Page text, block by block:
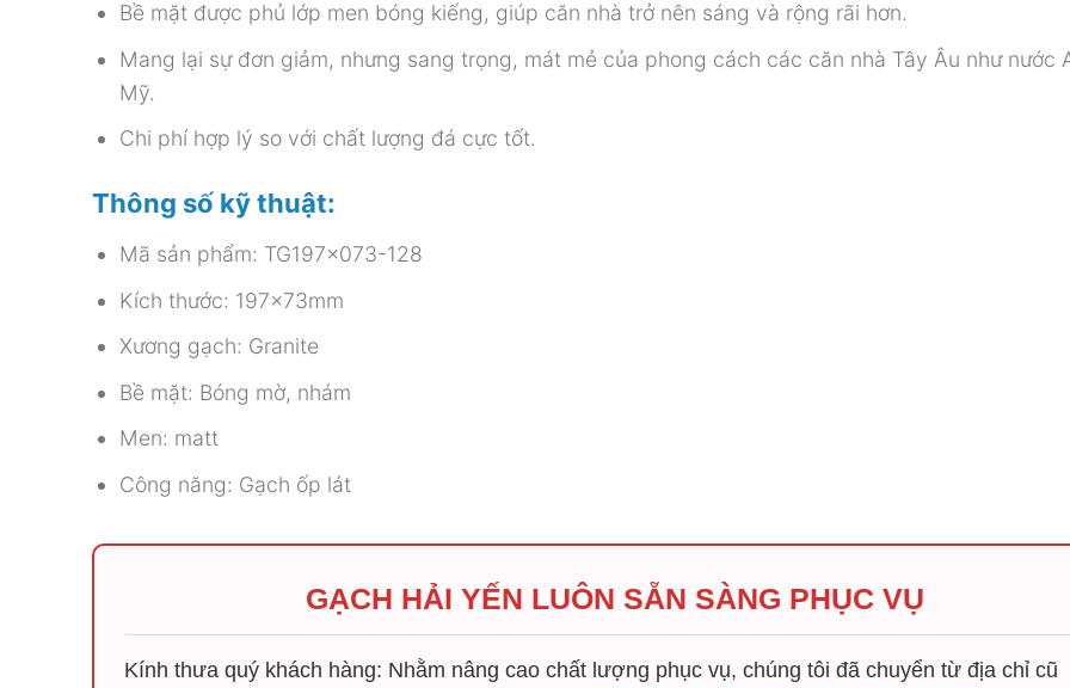
Bề mặt được phủ lớp men bóng kiếng, giúp căn nhà trở nên sáng và rộng rãi hơn.
Mang lại sự đơn giảm, nhưng sang trọng, mát mẻ của phong cách các căn nhà Tây Âu như nước
Mỹ.
Chi phí hợp lý so với chất lượng đá cực tốt.
Thông số kỹ thuật:
Mã sản phẩm: TG197x073-128
Kích thước: 197x73mm
Xương gạch: Granite
Bề mặt: Bóng mờ, nhám
Men: matt
Công năng: Gạch ốp lát
GẠCH HẢI YẾN LUÔN SẴN SÀNG PHỤC VỤ
Kính thưa quý khách hàng: Nhằm nâng cao chất lượng phục vụ, chúng tôi đã chuyển từ địa chỉ cũ